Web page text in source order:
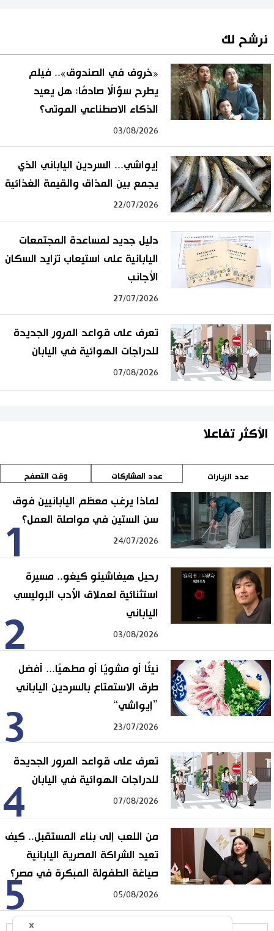
نرشح لك
«خروف في الصندوق».. فيلم
يطرح سؤالًا صادمًا: هل يعيد
الذكاء الاصطناعي الموتى؟
03/08/2026
إيواشي... السردين الياباني الذي
يجمع بين المذاق والقيمة الغذائية
22/07/2026
دليل جديد لمساعدة المجتمعات
اليابانية على استيعاب تزايد السكان
الأجانب
27/07/2026
تعرف على قواعد المرور الجديدة
للدراجات الهوائية في اليابان
07/08/2026
الأكثر تفاعلا
عدد الزيارات عدد المشاركات وقت التصفح
1
لماذا يرغب معظم اليابانيين فوق
سن الستين في مواصلة العمل؟
24/07/2026
2
رحيل هيغاشينو كيغو.. مسيرة
استثنائية لعملاق الأدب البوليسي
الياباني
03/08/2026
3
نيئًا أو مشويًا أو مطهيًا... أفضل
طرق الاستمتاع بالسردين الياباني
”إيواشي“
23/07/2026
4
تعرف على قواعد المرور الجديدة
للدراجات الهوائية في اليابان
07/08/2026
5
من اللعب إلى بناء المستقبل.. كيف
تعيد الشراكة المصرية اليابانية
صياغة الطفولة المبكرة في مصر؟
05/08/2026